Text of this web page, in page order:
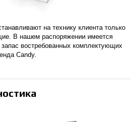
на технику клиента только
В нашем распоряжении имеется
востребованных комплектующих
Candy.